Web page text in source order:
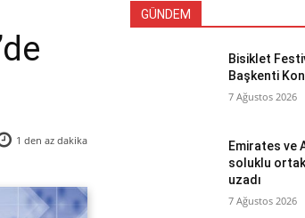
1 den az dakika
GÜNDEM
Bisiklet
Başkenti
7 Ağustos 2026
Emirates ve
soluklu
uzadı
7 Ağustos 2026